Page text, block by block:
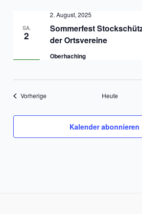
SA.
2
Sommerfest
der Ortsvereine
2. August, 2025
Oberhaching
Vorherige Heute
Kalender abonnieren